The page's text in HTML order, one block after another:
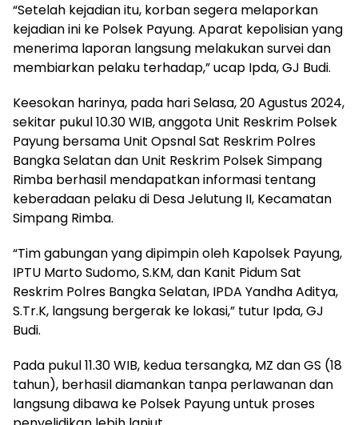
“Setelah kejadian itu, korban segera melaporkan
kejadian ini ke Polsek Payung. Aparat kepolisian yang
menerima laporan langsung melakukan survei dan
membiarkan pelaku terhadap,” ucap Ipda, GJ Budi.
Keesokan harinya, pada hari Selasa, 20 Agustus 2024,
sekitar pukul 10.30 WIB, anggota Unit Reskrim Polsek
Payung bersama Unit Opsnal Sat Reskrim Polres
Bangka Selatan dan Unit Reskrim Polsek Simpang
Rimba berhasil mendapatkan informasi tentang
keberadaan pelaku di Desa Jelutung II, Kecamatan
Simpang Rimba.
“Tim gabungan yang dipimpin oleh Kapolsek Payung,
IPTU Marto Sudomo, S.KM, dan Kanit Pidum Sat
Reskrim Polres Bangka Selatan, IPDA Yandha Aditya,
S.Tr.K, langsung bergerak ke lokasi,” tutur Ipda, GJ
Budi.
Pada pukul 11.30 WIB, kedua tersangka, MZ dan GS (18
tahun), berhasil diamankan tanpa perlawanan dan
langsung dibawa ke Polsek Payung untuk proses